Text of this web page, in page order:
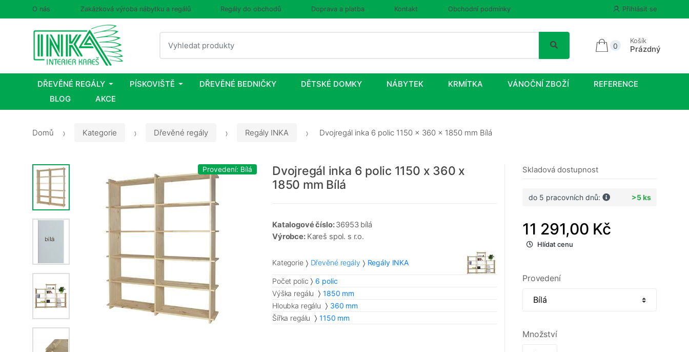
O nás Zakázková výroba nábytku a regálů Regály do obchodů Doprava a platba Kontakt Obchodní podmínky Přihlásit se
Vyhledat
0
Košík
Prázdný
DŘEVĚNÉ REGÁLY PÍSKOVIŠTĚ DŘEVĚNÉ BEDNIČKY DĚTSKÉ DOMKY NÁBYTEK KRMÍTKA VÁNOČNÍ ZBOŽÍ
REFERENCE
BLOG
AKCE
Domů Kategorie Dřevěné regály Regály INKA Dvojregál inka 6 polic 1150 x 360 x 1850 mm Bílá
Provedení: Bílá
Dvojregál inka 6 polic 1150 x 360 x
1850 mm Bílá
Katalogové číslo:36953 bílá
Výrobce: Kareš spol. s r.o.
Kategorie Dřevěné regály Regály INKA
Počet polic
6 polic
Výška regálu
1850 mm
Hloubka regálu
360 mm
Šířka regálu
1150 mm
Skladová dostupnost
do 5 pracovních dnů: >5 ks
11 291,00 Kč
Hlídat cenu
Provedení
Množství